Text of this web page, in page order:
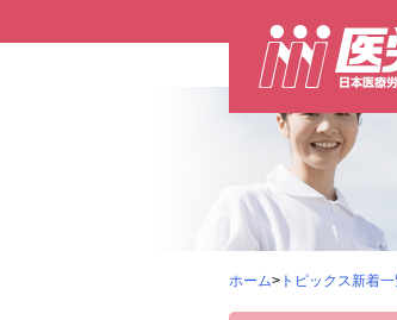
ホーム> トピックス新着